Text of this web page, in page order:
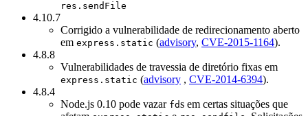
res.sendFile
4.10.7
Corrigido a vulnerabilidade de redirecionamento aberto
em express.static (advisory, CVE-2015-1164).
4.8.8
Vulnerabilidades de travessia de diretório fixas em
express.static (advisory , CVE-2014-6394).
4.8.4
Node.js 0.10 pode vazar fds em certas situações que